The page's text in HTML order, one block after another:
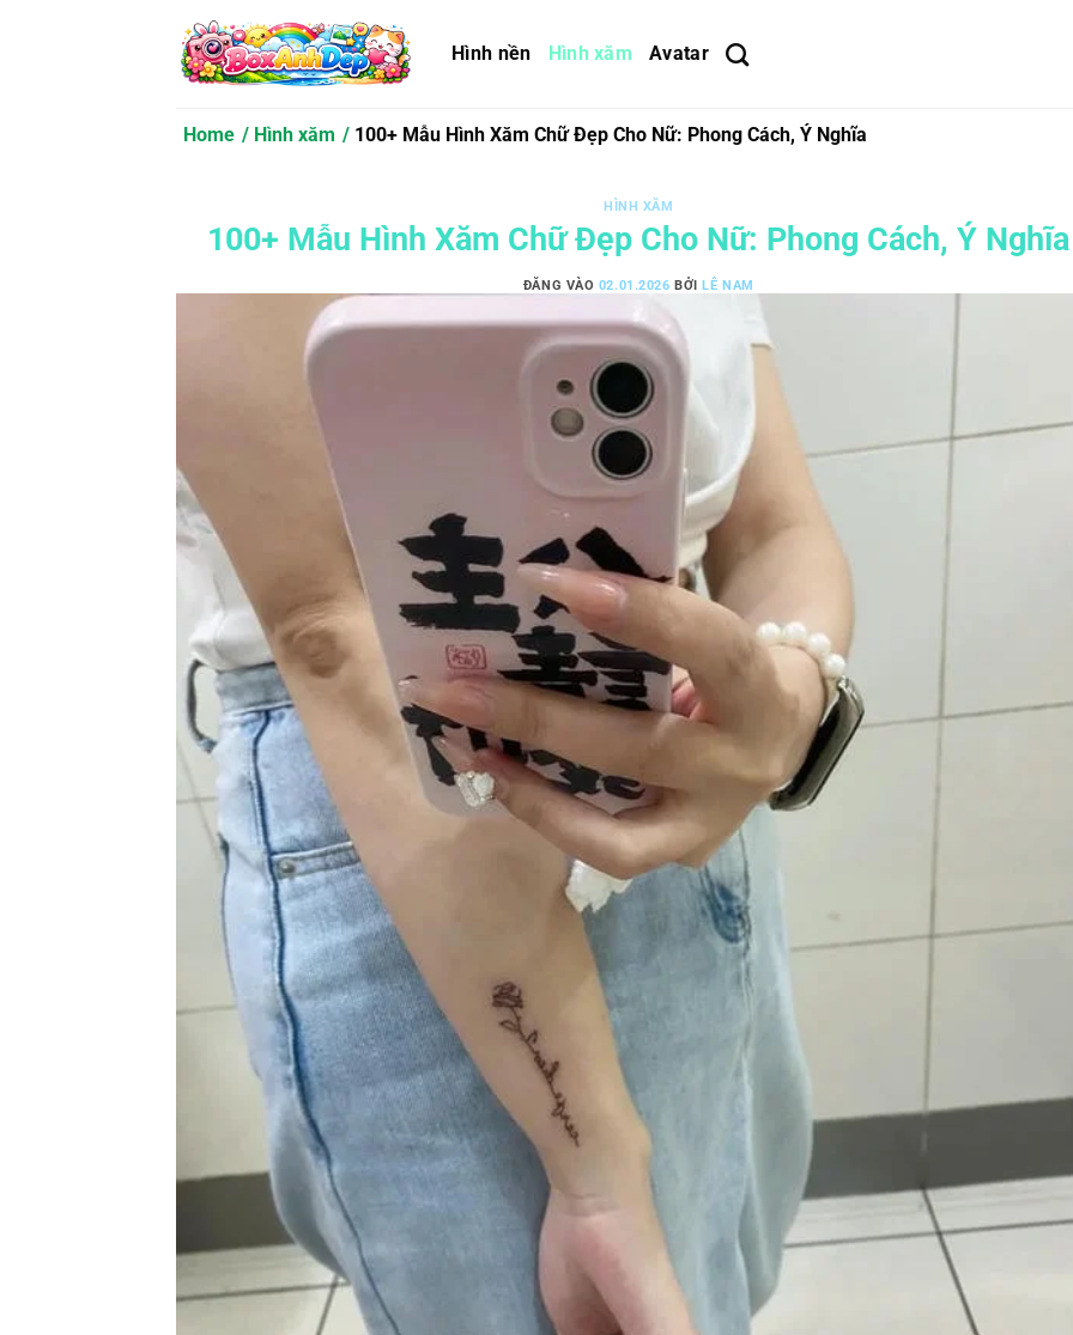
Hình nền Hình xăm Avatar
Home Hình xăm 100+ Mẫu Hình Xăm Chữ Đẹp Cho Nữ: Phong Cách, Ý Nghĩa
HÌNH XĂM
100+ Mẫu Hình Xăm Chữ Đẹp Cho Nữ: Phong Cách, Ý Nghĩa
ĐĂNG VÀO 02.01.2026 BỞILÊ NAM